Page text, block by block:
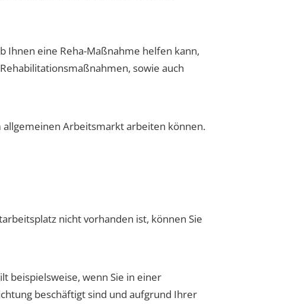
Ihnen eine Reha-Maßnahme helfen kann,
sowie auch
allgemeinen Arbeitsmarkt arbeiten können.
nicht vorhanden ist, können Sie
beispielsweise, wenn Sie in einer
beschäftigt sind und aufgrund Ihrer